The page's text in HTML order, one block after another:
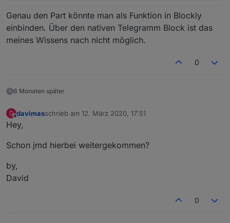
Genau den Part könnte man als Funktion in Blockly
einbinden. Über den nativen Telegramm Block ist das
meines Wissens nach nicht möglich.
0
6 Monaten später
D davimasschrieb am 12. März 2020, 17:51
zuletzt editiert von
Hey,
Schon jmd hierbei weitergekommen?
by,
David
0